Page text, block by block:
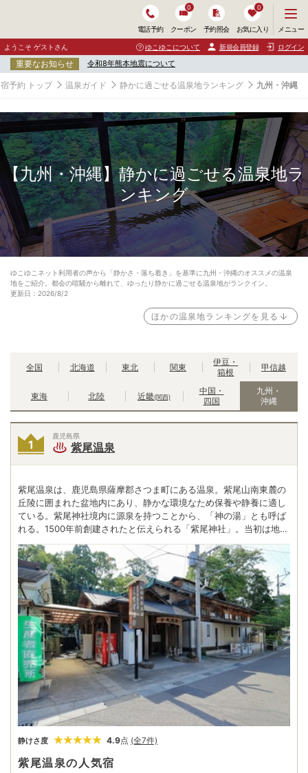
電話予約 クーポン
0
予約照会 お気に入り
0
ニ
ュ
ー
開
く
メニュー
ようこそ ゲストさん ゆこゆこについて 新規会員登録 ログイン
重要なお知らせ 令和8年熊本地震について
予約 トップ 温泉ガイド 静かに過ごせる温泉地ランキング 九州・沖縄
【九州・沖縄】静かに過ごせる温泉地ラ
ンキング
ゆこゆこネット利用者の声から「静かさ・落ち着き」を基準に九州・沖縄のオススメの温泉
地をご紹介。都会の喧騒から離れて、ゆったり静かに過ごせる温泉地がランクイン。
更新日：2026/8/2
ほかの温泉地ランキングを見る
全国 北海道 東北 関東
伊豆・
箱根
甲信越
東海 北陸 近畿(関西)
中国・
四国
九州・
沖縄
鹿児島県
紫尾温泉
紫尾温泉は、鹿児島県薩摩郡さつま町にある温泉。紫尾山南東麓の
丘陵に囲まれた盆地内にあり、静かな環境なため保養や静養に適し
ている。紫尾神社境内に源泉を持つことから、「神の湯」とも呼ば
れる。1500年前創建されたと伝えられる「紫尾神社」。当初は地元
にあった寺の僧侶だけが利用していた温泉が、江戸末期から庶民に
も開放されたとされている。新日本百名湯にも選ばれた、知る人ぞ
知る名湯。ポンプの動力で撹拌されたり、途中で空気に触れたりす
ることがない為、高い効能が期待できる。「旅籠 しび荘」には2つ
の自噴泉があり、温度の違う紫尾温泉のお湯を贅沢に楽しめる。
静けさ度 4.9点 (全7件)
紫尾温泉の人気宿